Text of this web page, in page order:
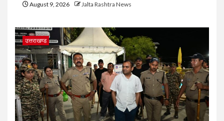
August 9, 2026 Jalta Rashtra News
उत्तराखण्ड